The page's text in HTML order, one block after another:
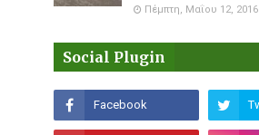
Πέμπτη, Μαΐου 12, 2016
Social Plugin